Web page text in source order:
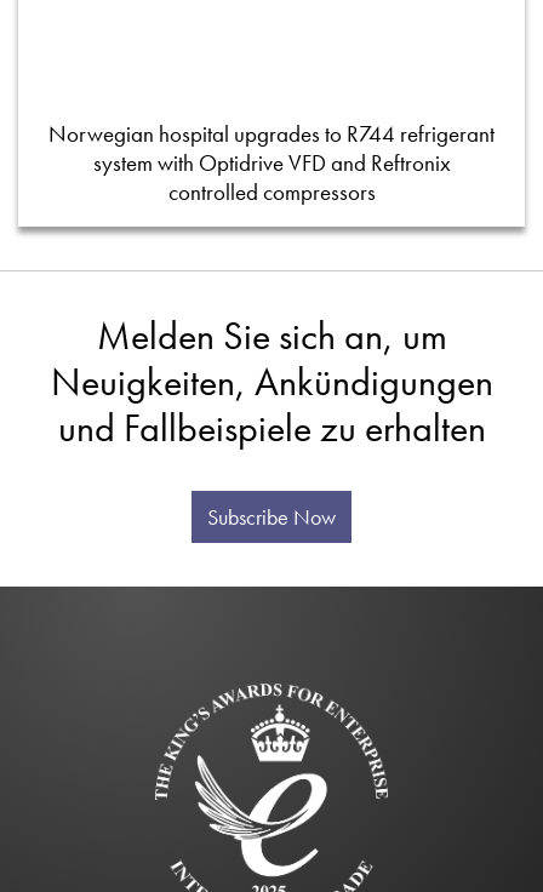
Norwegian hospital upgrades to R744 refrigerant
system with Optidrive VFD and Reftronix
controlled compressors
Melden Sie sich an, um
Neuigkeiten, Ankündigungen
und Fallbeispiele zu erhalten
Subscribe Now